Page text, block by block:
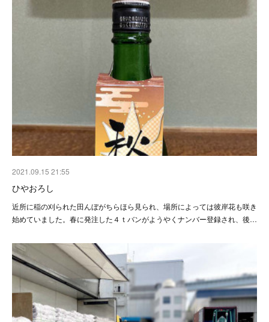
2021.09.15 21:55
ひやおろし
近所に稲の刈られた田んぼがちらほら見られ、場所によっては彼岸花も咲き
始めていました。春に発注した４ｔバンがようやくナンバー登録され、後…